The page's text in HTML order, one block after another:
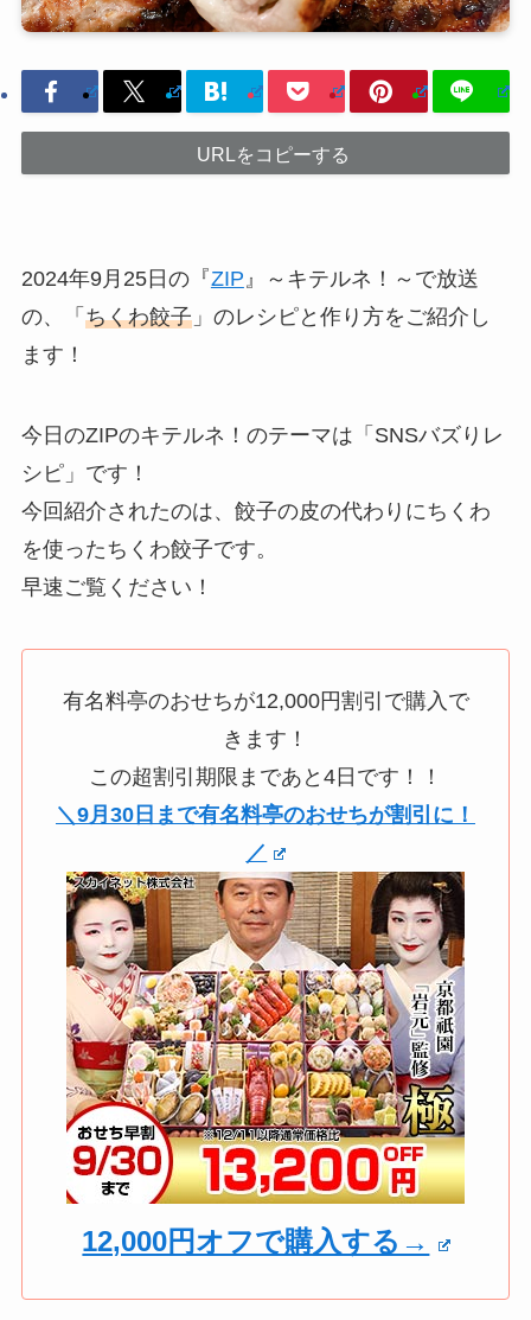
URLをコピーする
2024年9月25日の『ZIP』～キテルネ！～で放送
の、「 ちくわ餃子」のレシピと作り方をご紹介し
ます！
今日のZIPのキテルネ！のテーマは「SNSバズりレ
シピ」です！
今回紹介されたのは、餃子の皮の代わりにちくわ
を使ったちくわ餃子です。
早速ご覧ください！
有名料亭のおせちが12,000円割引で購入で
きます！
この超割引期限まであと4日です！！
＼9月30日まで有名料亭のおせちが割引に！
／
12,000円オフで購入する→